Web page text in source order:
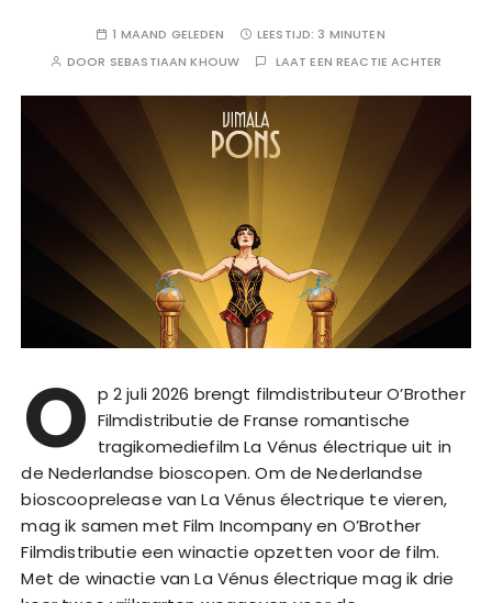
1 MAAND GELEDEN LEESTIJD: 3 MINUTEN
DOOR SEBASTIAAN KHOUW LAAT EEN REACTIE ACHTER
O p 2 juli 2026 brengt filmdistributeur O’Brother
Filmdistributie de Franse romantische
tragikomediefilm La Vénus électrique uit in
de Nederlandse bioscopen. Om de Nederlandse
bioscooprelease van La Vénus électrique te vieren,
mag ik samen met Film Incompany en O’Brother
Filmdistributie een winactie opzetten voor de film.
Met de winactie van La Vénus électrique mag ik drie